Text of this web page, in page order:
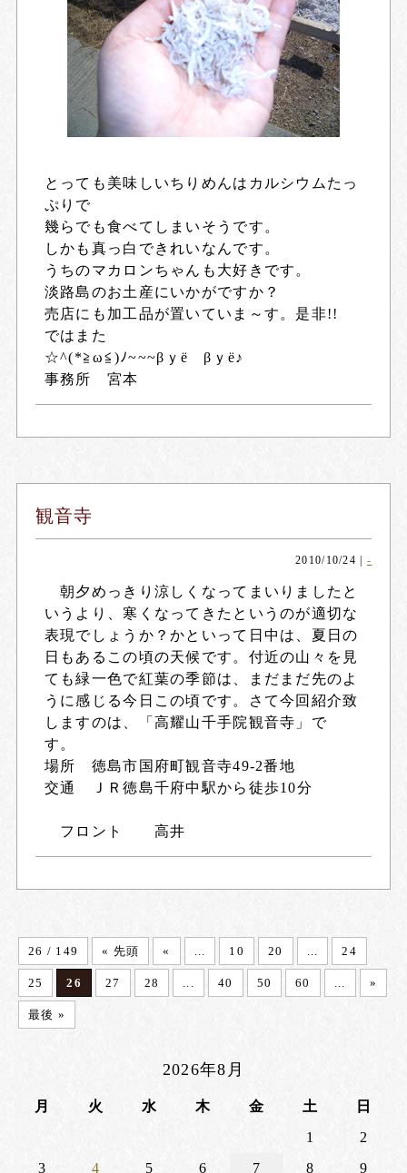
とっても美味しいちりめんはカルシウムたっ
ぷりで
幾らでも食べてしまいそうです。
しかも真っ白できれいなんです。
うちのマカロンちゃんも大好きです。
淡路島のお土産にいかがですか？
売店にも加工品が置いていま～す。是非!!
ではまた
☆^(*≧ω≦)ﾉ~~~βｙё βｙё♪
事務所 宮本
観音寺
2010/10/24 -
朝夕めっきり涼しくなってまいりましたと
いうより、寒くなってきたというのが適切な
表現でしょうか？かといって日中は、夏日の
日もあるこの頃の天候です。付近の山々を見
ても緑一色で紅葉の季節は、まだまだ先のよ
うに感じる今日この頃です。さて今回紹介致
しますのは、「高耀山千手院観音寺」で
す。
場所 徳島市国府町観音寺49-2番地
交通 ＪＲ徳島千府中駅から徒歩10分
フロント 高井
26 / 149 « 先頭 « ... 10 20 ... 24
25 26 27 28 ... 40 50 60 ... »
最後 »
2026年8月
月 火 水 木 金 土
日
1
2
3
4 5 6 7 8 9